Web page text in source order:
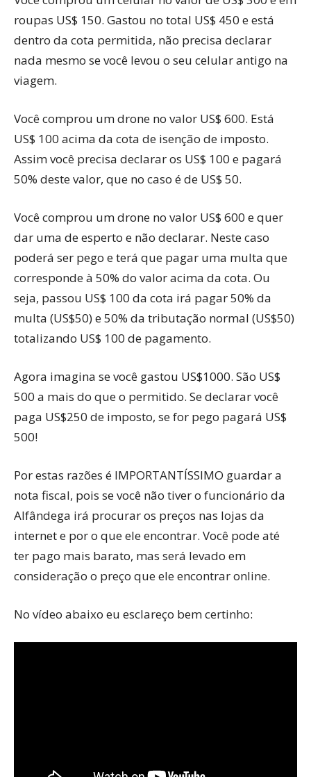
roupas US$ 150. Gastou no total US$ 450 e está
dentro da cota permitida, não precisa declarar
nada mesmo se você levou o seu celular antigo na
viagem.
Você comprou um drone no valor US$ 600. Está
US$ 100 acima da cota de isenção de imposto.
Assim você precisa declarar os US$ 100 e pagará
50% deste valor, que no caso é de US$ 50.
Você comprou um drone no valor US$ 600 e quer
dar uma de esperto e não declarar. Neste caso
poderá ser pego e terá que pagar uma multa que
corresponde à 50% do valor acima da cota. Ou
seja, passou US$ 100 da cota irá pagar 50% da
multa (US$50) e 50% da tributação normal (US$50)
totalizando US$ 100 de pagamento.
Agora imagina se você gastou US$1000. São US$
500 a mais do que o permitido. Se declarar você
paga US$250 de imposto, se for pego pagará US$
500!
Por estas razões é IMPORTANTÍSSIMO guardar a
nota fiscal, pois se você não tiver o funcionário da
Alfândega irá procurar os preços nas lojas da
internet e por o que ele encontrar. Você pode até
ter pago mais barato, mas será levado em
consideração o preço que ele encontrar online.
No vídeo abaixo eu esclareço bem certinho: